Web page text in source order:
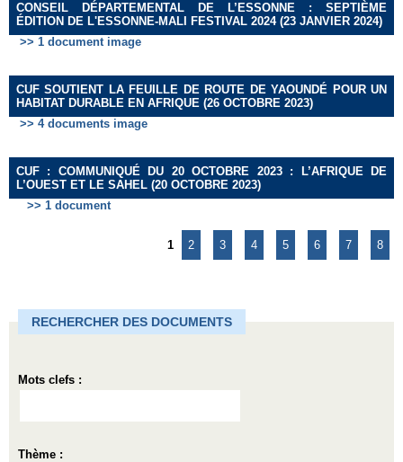
CONSEIL DÉPARTEMENTAL DE L’ESSONNE : SEPTIÈME
ÉDITION DE L'ESSONNE-MALI FESTIVAL 2024 (23 JANVIER 2024)
>> 1 document image
CUF SOUTIENT LA FEUILLE DE ROUTE DE YAOUNDÉ POUR UN
HABITAT DURABLE EN AFRIQUE (26 OCTOBRE 2023)
>> 4 documents image
CUF : COMMUNIQUÉ DU 20 OCTOBRE 2023 : L’AFRIQUE DE
L’OUEST ET LE SAHEL (20 OCTOBRE 2023)
>> 1 document
1 2 3 4 5 6 7 8
RECHERCHER DES DOCUMENTS
Mots clefs :
Thème :